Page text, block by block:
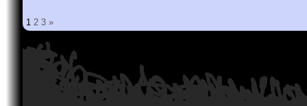
1 2 3 »